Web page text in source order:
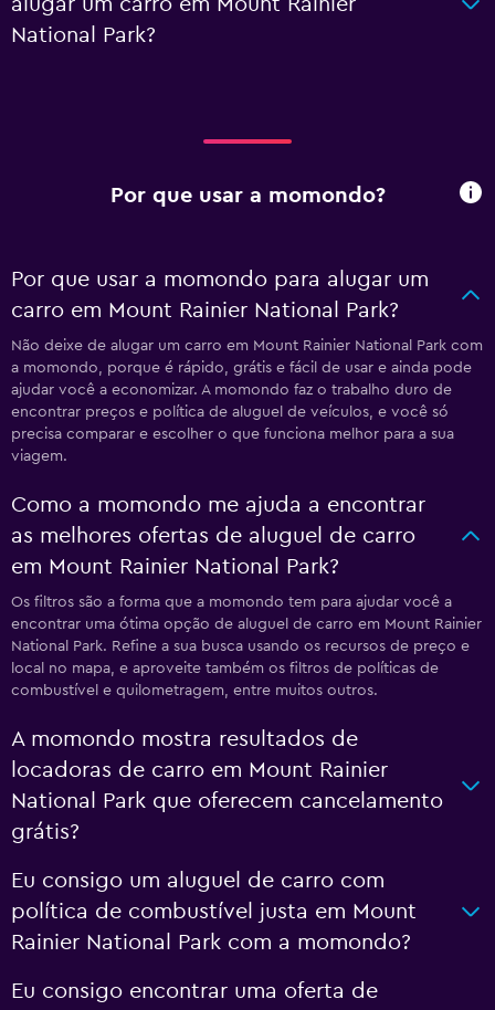
alugar um carro em Mount Rainier
National Park?
Por que usar a momondo?
Por que usar a momondo para alugar um
carro em Mount Rainier National Park?
Não deixe de alugar um carro em Mount Rainier National Park com
a momondo, porque é rápido, grátis e fácil de usar e ainda pode
ajudar você a economizar. A momondo faz o trabalho duro de
encontrar preços e política de aluguel de veículos, e você só
precisa comparar e escolher o que funciona melhor para a sua
viagem.
Como a momondo me ajuda a encontrar
as melhores ofertas de aluguel de carro
em Mount Rainier National Park?
Os filtros são a forma que a momondo tem para ajudar você a
encontrar uma ótima opção de aluguel de carro em Mount Rainier
National Park. Refine a sua busca usando os recursos de preço e
local no mapa, e aproveite também os filtros de políticas de
combustível e quilometragem, entre muitos outros.
A momondo mostra resultados de
locadoras de carro em Mount Rainier
National Park que oferecem cancelamento
grátis?
Eu consigo um aluguel de carro com
política de combustível justa em Mount
Rainier National Park com a momondo?
Eu consigo encontrar uma oferta de